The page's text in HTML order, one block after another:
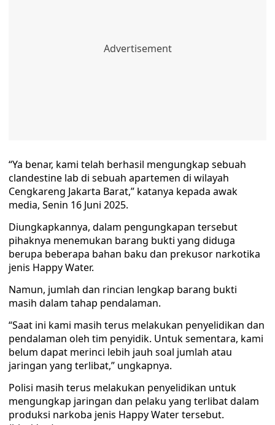
“Ya benar, kami telah berhasil mengungkap sebuah
clandestine lab di sebuah apartemen di wilayah
Cengkareng Jakarta Barat,” katanya kepada awak
media, Senin 16 Juni 2025.
Diungkapkannya, dalam pengungkapan tersebut
pihaknya menemukan barang bukti yang diduga
berupa beberapa bahan baku dan prekusor narkotika
jenis Happy Water.
Namun, jumlah dan rincian lengkap barang bukti
masih dalam tahap pendalaman.
“Saat ini kami masih terus melakukan penyelidikan dan
pendalaman oleh tim penyidik. Untuk sementara, kami
belum dapat merinci lebih jauh soal jumlah atau
jaringan yang terlibat,” ungkapnya.
Polisi masih terus melakukan penyelidikan untuk
mengungkap jaringan dan pelaku yang terlibat dalam
produksi narkoba jenis Happy Water tersebut.